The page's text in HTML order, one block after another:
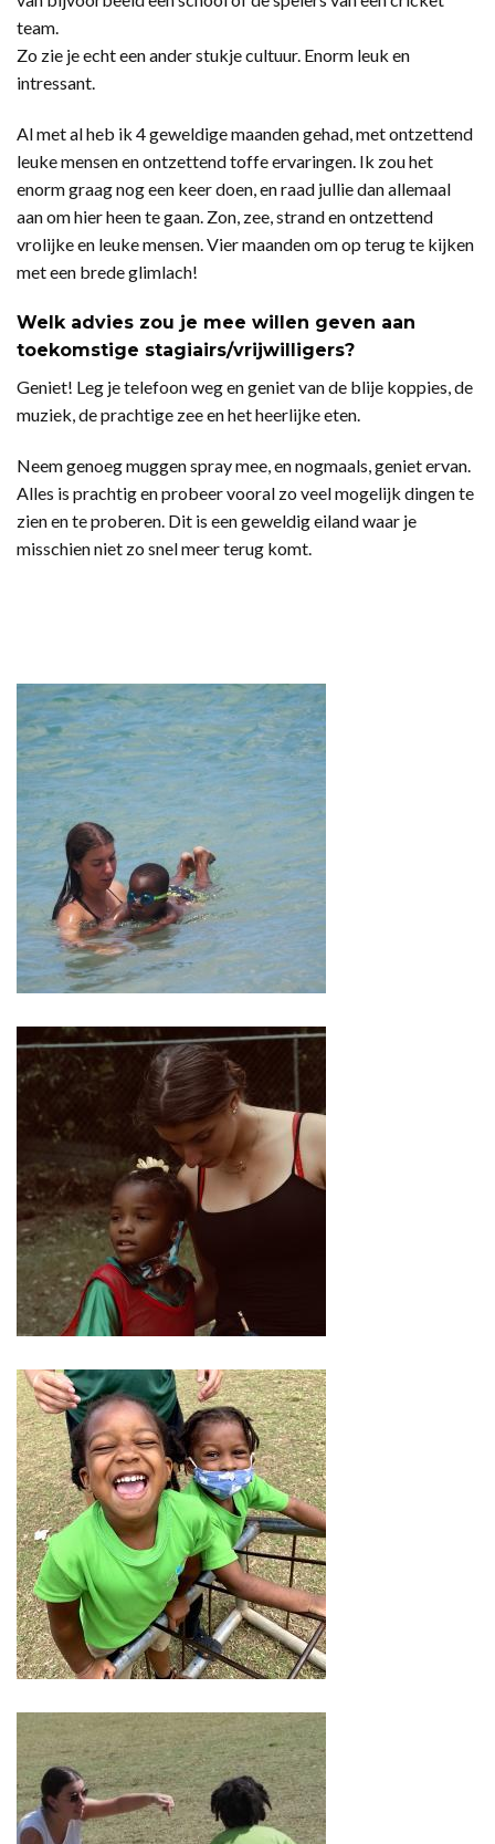
team.
Zo zie je echt een ander stukje cultuur. Enorm leuk en
intressant.
Al met al heb ik 4 geweldige maanden gehad, met ontzettend
leuke mensen en ontzettend toffe ervaringen. Ik zou het
enorm graag nog een keer doen, en raad jullie dan allemaal
aan om hier heen te gaan. Zon, zee, strand en ontzettend
vrolijke en leuke mensen. Vier maanden om op terug te kijken
met een brede glimlach!
Welk advies zou je mee willen geven aan
toekomstige stagiairs/vrijwilligers?
Geniet! Leg je telefoon weg en geniet van de blije koppies, de
muziek, de prachtige zee en het heerlijke eten.
Neem genoeg muggen spray mee, en nogmaals, geniet ervan.
Alles is prachtig en probeer vooral zo veel mogelijk dingen te
zien en te proberen. Dit is een geweldig eiland waar je
misschien niet zo snel meer terug komt.